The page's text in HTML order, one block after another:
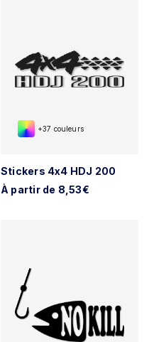
+37 couleurs
Stickers 4x4 HDJ 200
À partir de 8,53€